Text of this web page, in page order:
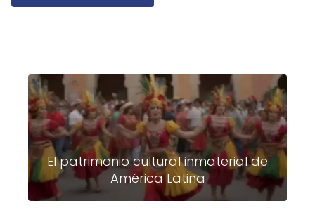
El patrimonio cultural inmaterial de
América Latina